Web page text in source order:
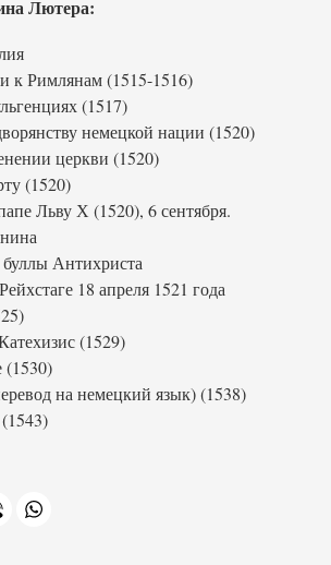
Лютера:
к Римлянам (1515-1516)
(1517)
немецкой нации (1520)
церкви (1520)
(1520)
Льву Х (1520), 6 сентября.
Антихриста
18 апреля 1521 года
(1529)
(1530)
на немецкий язык) (1538)